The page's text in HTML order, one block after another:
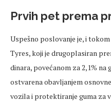
Prvih pet prema
Uspešno poslovanje je, i
Tyres, koji je drugoplasiran
dinara, povećanom za 2,1%
ostvarena obavljanjem
vozila i protektiranje guma za